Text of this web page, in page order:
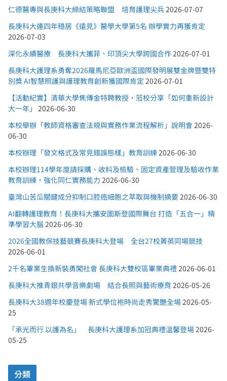
仁德醫專與長庚科大締結策略聯盟 培育護理尖兵2026-07-07
長庚科大連四年穩居《遠見》醫學大學第5名 辦學實力再獲肯定
2026-07-03
深化永續醫療 長庚科大攜菲、印頂尖大學跨國合作2026-07-01
長庚科大護理系勇奪2026羅馬尼亞歐洲盃國際發明展雙金牌暨雙特
別獎 AI智慧照護與護理教育創新獲國際肯定 2026-07-01
【活動紀實】清華大學焦傳金特聘教授，蒞校分享「如何重新設計
大一年」 2026-06-30
本校舉辦「教師資格審查法規與實務作業流程解析」說明會2026-
06-30
本校辦理「發文格式及常見錯誤態樣」教育訓練2026-06-30
本校辦理114學年度請採購、收料及檢驗、固定資產管理及驗收作業
教育訓練，強化同仁實務能力 2026-06-30
臺灣山苦瓜關鍵成分抑制口腔癌細胞之萃取與機制摘要2026-06-30
AI翻轉護理教育！長庚科大攜安圖斯登國際舞台 打造「五合一」精
準學習大腦 2026-06-30
2026全國教保技藝競賽長庚科大登場 全台27校菁英同場競技
2026-06-01
2千名畢業生換新裝勇闖社會 長庚科大雙校區畢業典禮2026-06-01
長庚科大推青銀共學音樂劇場 結合長照與藝術療育 2026-05-26
長庚科大38週年校慶登場 新式學位袍時尚走秀驚艷全場2026-05-
25
「承光而行 以護為名」 長庚科大護理系加冠典禮溫馨登場2026-
05-25
分類